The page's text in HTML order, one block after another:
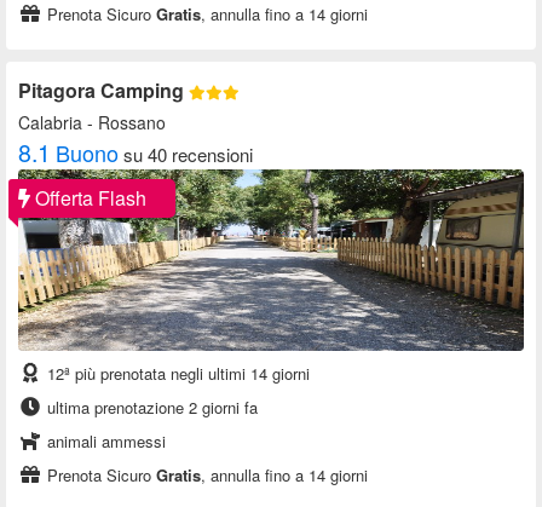
Prenota Sicuro Gratis, annulla fino a 14 giorni
Pitagora Camping
Calabria - Rossano
8.1 Buonosu 40 recensioni
Offerta Flash
12ª più prenotata negli ultimi 14 giorni
ultima prenotazione 2 giorni fa
animali ammessi
Prenota Sicuro Gratis, annulla fino a 14 giorni